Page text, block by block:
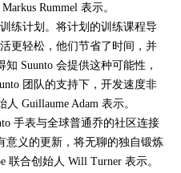
Rummel 表示。
练计划。将计划的训练课程导
更轻松，他们节省了时间，并
Suunto 会提供这种可能性，
团队的支持下，开发速度非
Guillaume Adam 表示。
手表与全球普通乔的社区连接
意义的更新，将无聊的独自锻炼
联合创始人 Will Turner 表示。